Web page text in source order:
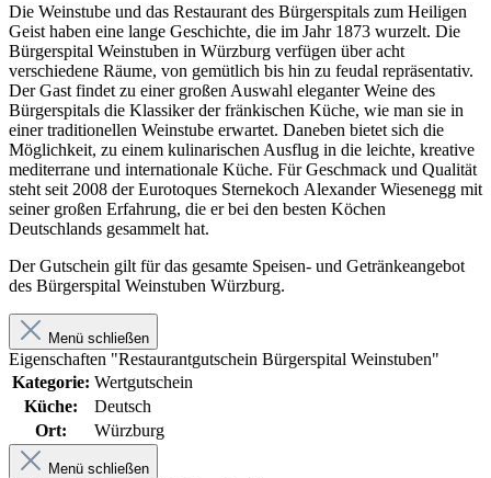
Die Weinstube und das Restaurant des Bürgerspitals zum Heiligen
Geist haben eine lange Geschichte, die im Jahr 1873 wurzelt. Die
Bürgerspital Weinstuben in Würzburg verfügen über acht
verschiedene Räume, von gemütlich bis hin zu feudal repräsentativ.
Der Gast findet zu einer großen Auswahl eleganter Weine des
Bürgerspitals die Klassiker der fränkischen Küche, wie man sie in
einer traditionellen Weinstube erwartet. Daneben bietet sich die
Möglichkeit, zu einem kulinarischen Ausflug in die leichte, kreative
mediterrane und internationale Küche. Für Geschmack und Qualität
steht seit 2008 der Eurotoques Sternekoch Alexander Wiesenegg mit
seiner großen Erfahrung, die er bei den besten Köchen
Deutschlands gesammelt hat.
Der Gutschein gilt für das gesamte Speisen- und Getränkeangebot
des Bürgerspital Weinstuben Würzburg.
Menü schließen
Eigenschaften "Restaurantgutschein Bürgerspital Weinstuben"
Kategorie: Wertgutschein
Küche:
Deutsch
Ort:
Würzburg
Menü schließen